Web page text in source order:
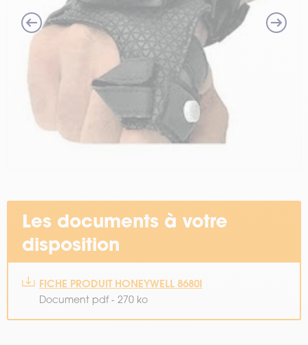
Les documents à votre
disposition
FICHE PRODUIT HONEYWELL 8680I
Document pdf - 270 ko